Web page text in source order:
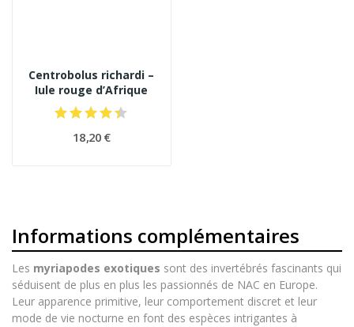
Centrobolus richardi –
Iule rouge d’Afrique
18,20 €
Informations complémentaires
Les myriapodes exotiques sont des invertébrés fascinants qui
séduisent de plus en plus les passionnés de NAC en Europe.
Leur apparence primitive, leur comportement discret et leur
mode de vie nocturne en font des espèces intrigantes à